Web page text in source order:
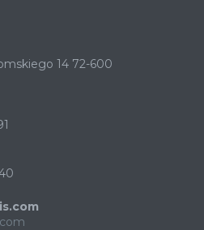
14 72-600